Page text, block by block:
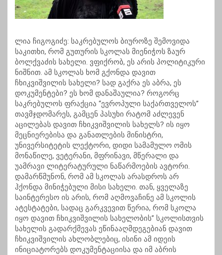
ლია ჩიგოგიძე: საკრებულოს ბიუროზე შემოვიდა
საკითხი, რომ გუთურის სკოლას მიენიჭოს ზაურ
ბოლქვაძის სახელი. ვფიქრობ, ეს არის პოლიტიკური
ნიშნით. ამ სკოლას ხომ გქონდა დავით
ჩხიკვიშვილის სახელი? სად გაქრა ეს აბრა, ეს
დოკუმენტები? ეს ხომ დანაშაულია? როგორც
საკრებულოს ფრაქცია “ევროპული საქართველოს”
თავმჯდომარეს, გამცენ პასუხი რატომ აძლევენ
აცილებას დავით ჩხიკვიშვილის სახელს? ის იყო
მეცნიერებისა და განათლების მინისტრი,
უნივერსიტეტის ლექტორი, დიდი სამამულო ომის
მონაწილე, ვეტერანი, მფრინავი, მწერალი და
უამრავი ლიტერატურული ნაწარმოების ავტორი.
დამარწმუნონ, რომ ამ სკოლას არასდროს არ
ჰქონდა მინიჭებული მისი სახელი. თან, ყველაზე
საინტერესო ის არის, რომ აღმოვაჩინე ამ სკოლის
ატესტატები, სადაც გარკვევით წერია, რომ სკოლა
იყო დავით ჩხიკვიშვილის სახელობის” სკოლისთვის
სახელის გადარქმევას ეწინააღმდეგებიან დავით
ჩხიკვიშვილის ახლობლებიც, ისინი ამ იდეის
ინიციატორებს დოკუმენტაციისა და იმ აბრის